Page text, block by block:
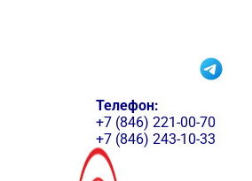
Телефон:
+7 (846) 221-00-70
+7 (846) 243-10-33